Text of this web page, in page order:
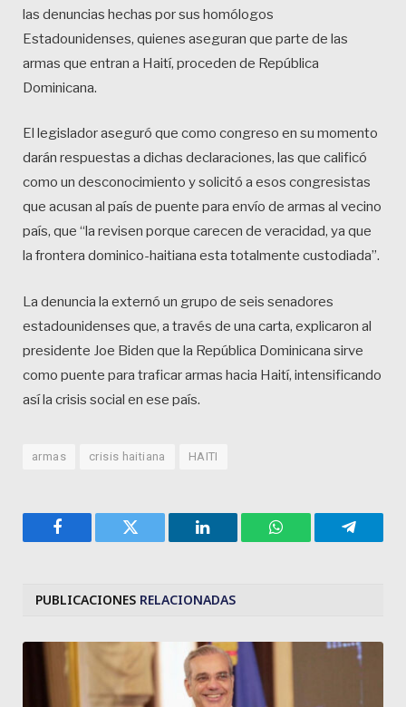
las denuncias hechas por sus homólogos
Estadounidenses, quienes aseguran que parte de las
armas que entran a Haití, proceden de República
Dominicana.
El legislador aseguró que como congreso en su momento
darán respuestas a dichas declaraciones, las que calificó
como un desconocimiento y solicitó a esos congresistas
que acusan al país de puente para envío de armas al vecino
país, que “la revisen porque carecen de veracidad, ya que
la frontera dominico-haitiana esta totalmente custodiada”.
La denuncia la externó un grupo de seis senadores
estadounidenses que, a través de una carta, explicaron al
presidente Joe Biden que la República Dominicana sirve
como puente para traficar armas hacia Haití, intensificando
así la crisis social en ese país.
armas crisis haitiana HAITI
Facebook Twitter LinkedIn WhatsApp
PUBLICACIONES RELACIONADAS